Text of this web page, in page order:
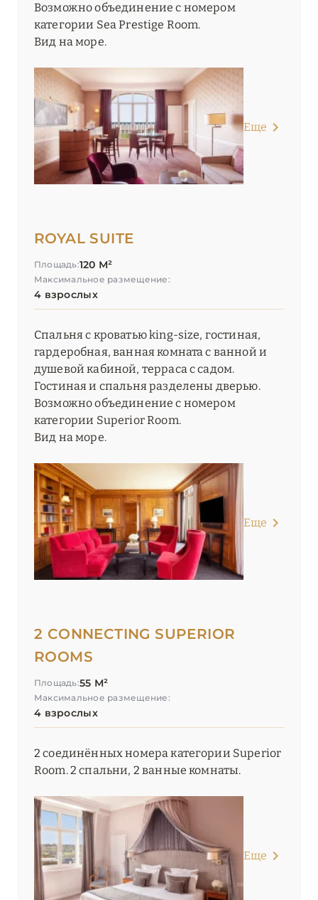
Возможно объединение с номером
категории Sea Prestige Room.
Вид на море.
Еще
ROYAL SUITE
Площадь:120 М²
Максимальное размещение:
4 взрослых
Спальня с кроватью king-size, гостиная,
гардеробная, ванная комната с ванной и
душевой кабиной, терраса с садом.
Гостиная и спальня разделены дверью.
Возможно объединение с номером
категории Superior Room.
Вид на море.
Еще
2 CONNECTING SUPERIOR
ROOMS
Площадь:55 М²
Максимальное размещение:
4 взрослых
2 соединённых номера категории Superior
Room. 2 спальни, 2 ванные комнаты.
Еще